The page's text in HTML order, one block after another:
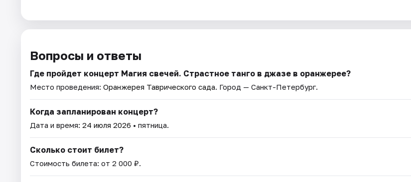
Вопросы и ответы
Где пройдет концерт Магия свечей. Страстное танго в джазе в оранжерее?
Место проведения: Оранжерея Таврического сада. Город — Санкт-Петербург.
Когда запланирован концерт?
Дата и время: 24 июля 2026 • пятница.
Сколько стоит билет?
Стоимость билета: от 2 000 ₽.